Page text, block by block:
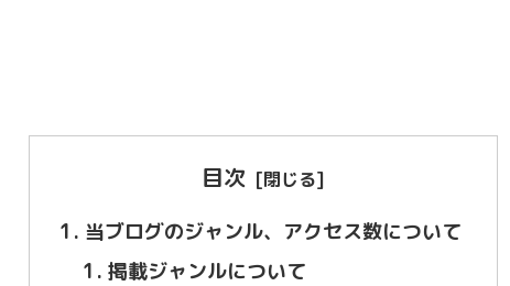
目次
当ブログのジャンル、アクセス数について
掲載ジャンルについて